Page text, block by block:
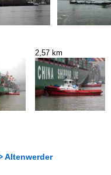
2,57 km
Altenwerder